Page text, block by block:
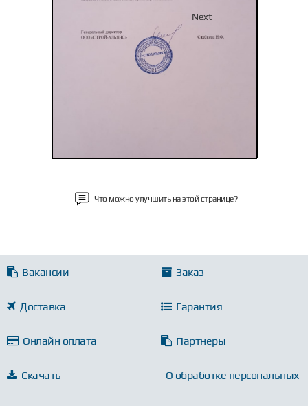
Next
Что можно улучшить на этой странице?
Вакансии Заказ
Доставка Гарантия
Онлайн оплата Партнеры
Скачать О обработке персональных